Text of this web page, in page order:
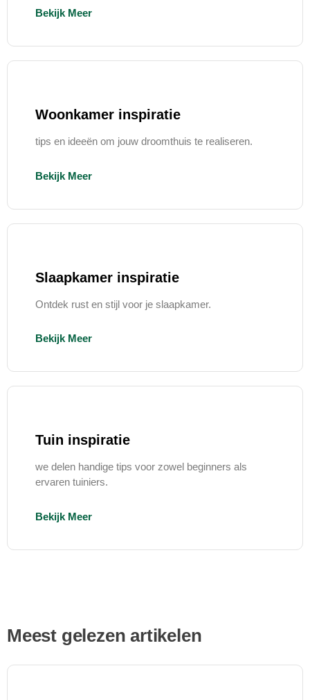
Bekijk Meer
Woonkamer inspiratie
tips en ideeën om jouw droomthuis te realiseren.
Bekijk Meer
Slaapkamer inspiratie
Ontdek rust en stijl voor je slaapkamer.
Bekijk Meer
Tuin inspiratie
we delen handige tips voor zowel beginners als
ervaren tuiniers.
Bekijk Meer
Meest gelezen artikelen